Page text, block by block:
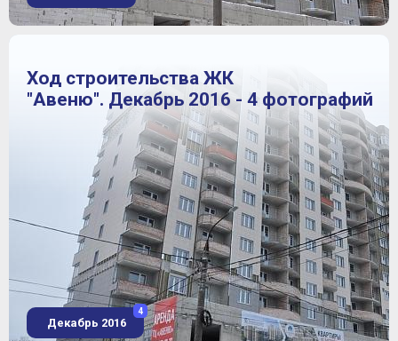
Ход строительства ЖК
"Авеню". Декабрь 2016 - 4 фотографий
Декабрь 2016
4